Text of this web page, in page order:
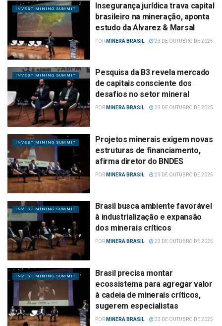
INVEST MINING SUMMIT
Insegurança jurídica trava capital
brasileiro na mineração, aponta
estudo da Alvarez & Marsal
POR MINERA BRASIL 23 DE OUTUBRO DE 2025
INVEST MINING SUMMIT
Pesquisa da B3 revela mercado
de capitais consciente dos
desafios no setor mineral
POR MINERA BRASIL 23 DE OUTUBRO DE 2025
INVEST MINING SUMMIT
Projetos minerais exigem novas
estruturas de financiamento,
afirma diretor do BNDES
POR MINERA BRASIL 23 DE OUTUBRO DE 2025
INVEST MINING SUMMIT
Brasil busca ambiente favorável
à industrialização e expansão
dos minerais críticos
POR MINERA BRASIL 23 DE OUTUBRO DE 2025
INVEST MINING SUMMIT
Brasil precisa montar
ecossistema para agregar valor
à cadeia de minerais críticos,
sugerem especialistas
POR MINERA BRASIL 23 DE OUTUBRO DE 2025